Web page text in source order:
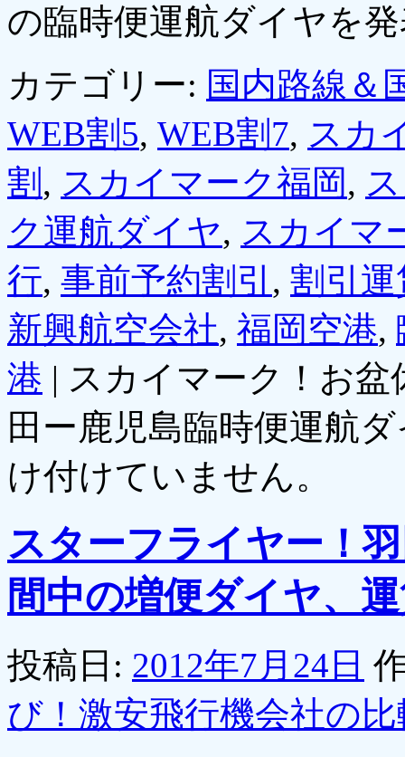
の臨時便運航ダイヤを
カテゴリー: 国内路線＆
WEB割5, WEB割7, スカ
割 , スカイマーク福岡,
ク運航ダイヤ, スカイマ
行, 事前予約割引 , 割引運
新興航空会社, 福岡空港,
港 | スカイマーク！お
田ー鹿児島臨時便運航
け付けていません。
スターフライヤー！
間中の増便ダイヤ、
投稿日: 2012年7月24日
び！激安飛行機会社の